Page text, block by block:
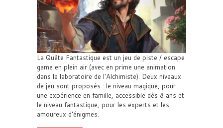
La Quête Fantastique est un jeu de piste / escape
game en plein air (avec en prime une animation
dans le laboratoire de l'Alchimiste). Deux niveaux
de jeu sont proposés : le niveau magique, pour
une expérience en famille, accessible dès 8 ans et
le niveau fantastique, pour les experts et les
amoureux d'énigmes.